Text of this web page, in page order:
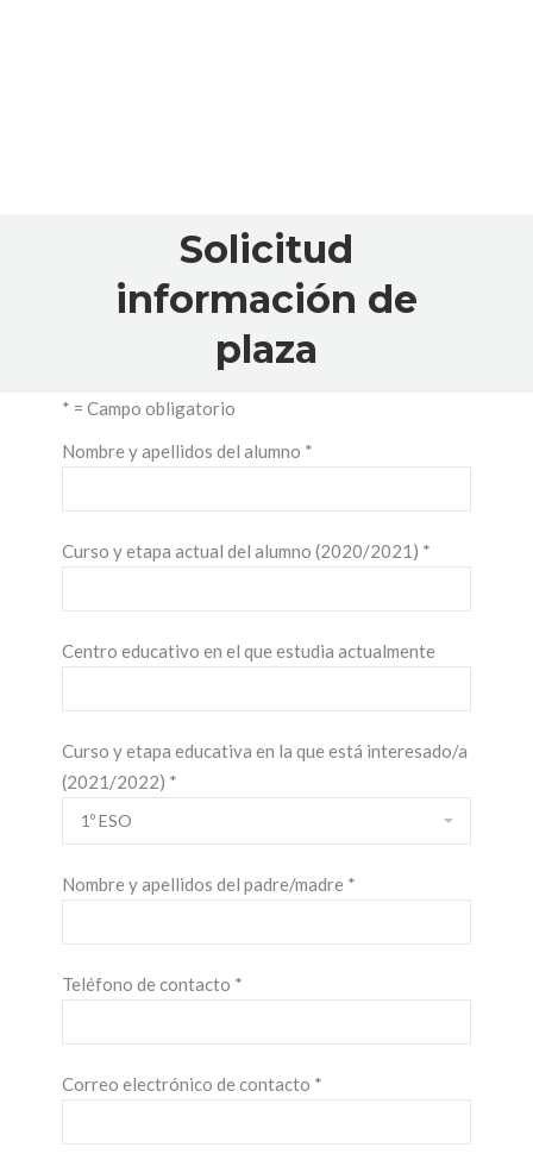
Solicitud
información de
plaza
* = Campo obligatorio
Nombre y apellidos del alumno *
Curso y etapa actual del alumno (2020/2021) *
Centro educativo en el que estudia actualmente
Curso y etapa educativa en la que está interesado/a
(2021/2022) *
Nombre y apellidos del padre/madre *
Teléfono de contacto *
Correo electrónico de contacto *